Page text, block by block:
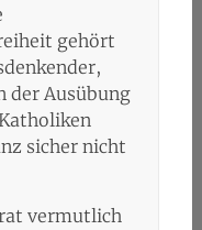
gehört
der Ausübung
sicher nicht
vermutlich